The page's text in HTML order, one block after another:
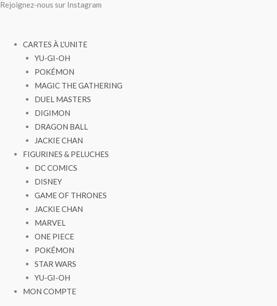
Aller
Rejoignez-nous sur Instagram
CARTES À L’UNITE
YU-GI-OH
POKÉMON
MAGIC THE GATHERING
DUEL MASTERS
DIGIMON
DRAGON BALL
JACKIE CHAN
FIGURINES & PELUCHES
DC COMICS
DISNEY
GAME OF THRONES
JACKIE CHAN
MARVEL
ONE PIECE
POKÉMON
STAR WARS
YU-GI-OH
MON COMPTE